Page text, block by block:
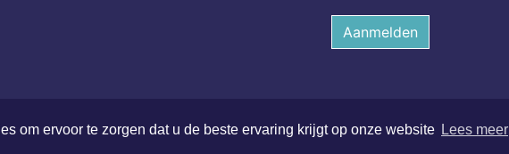
om ervoor te zorgen dat u de beste ervaring krijgt op onze website Lees meer
Aanmelden
- Alle rechten voorbehouden